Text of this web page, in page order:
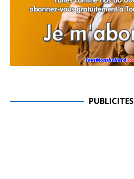
PUBLICITES